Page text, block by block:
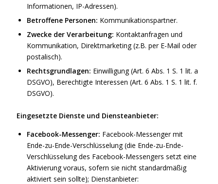
Informationen, IP-Adressen).
Betroffene Personen: Kommunikationspartner.
Zwecke der Verarbeitung: Kontaktanfragen und
Kommunikation, Direktmarketing (z.B. per E-Mail oder
postalisch).
Rechtsgrundlagen: Einwilligung (Art. 6 Abs. 1 S. 1 lit. a
DSGVO), Berechtigte Interessen (Art. 6 Abs. 1 S. 1 lit. f.
DSGVO).
Eingesetzte Dienste und Diensteanbieter:
Facebook-Messenger: Facebook-Messenger mit
Ende-zu-Ende-Verschlüsselung (die Ende-zu-Ende-
Verschlüsselung des Facebook-Messengers setzt eine
Aktivierung voraus, sofern sie nicht standardmäßig
aktiviert sein sollte); Dienstanbieter: